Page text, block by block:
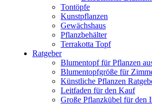
Tontöpfe
Kunstpflanzen
Gewächshaus
Pflanzbehälter
Terrakotta Topf
Ratgeber
Blumentopf für Pflanzen
Blumentopfgröße für
Künstliche Pflanzen
Leitfaden für den Kauf
Große Pflanzkübel für den